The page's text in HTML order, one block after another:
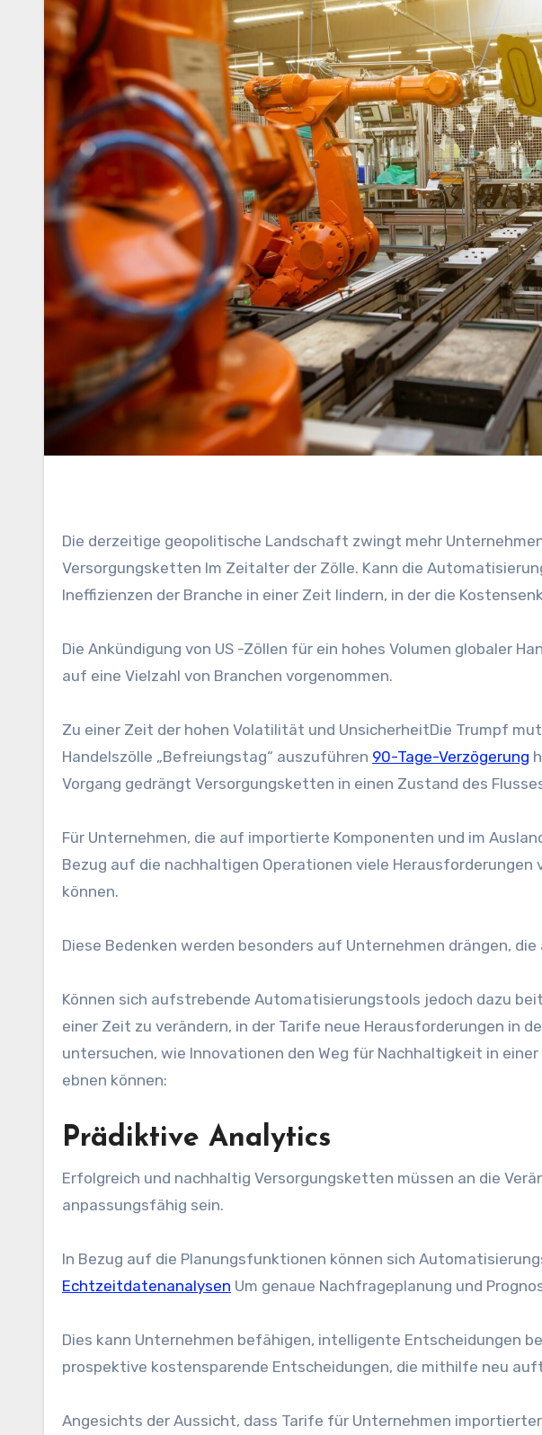
Die derzeitige geopolitische Landschaft zwingt mehr
Versorgungsketten Im Zeitalter der Zölle. Kann die
Ineffizienzen der Branche in einer Zeit lindern, in der die
Die Ankündigung von US -Zöllen für ein hohes Volumen globaler
auf eine Vielzahl von Branchen vorgenommen.
Zu einer Zeit der hohen Volatilität und UnsicherheitDie Trumpf
Handelszölle „Befreiungstag“ auszuführen 90-Tage-Verzögerung
Vorgang gedrängt Versorgungsketten in einen Zustand des
Für Unternehmen, die auf importierte Komponenten und im
Bezug auf die nachhaltigen Operationen viele Herausforderungen
können.
Diese Bedenken werden besonders auf Unternehmen drängen, die
Können sich aufstrebende Automatisierungstools jedoch dazu
einer Zeit zu verändern, in der Tarife neue Herausforderungen in
untersuchen, wie Innovationen den Weg für Nachhaltigkeit in
ebnen können:
Prädiktive Analytics
Erfolgreich und nachhaltig Versorgungsketten müssen an die
anpassungsfähig sein.
In Bezug auf die Planungsfunktionen können sich
Echtzeitdatenanalysen Um genaue Nachfrageplanung und
Dies kann Unternehmen befähigen, intelligente Entscheidungen
prospektive kostensparende Entscheidungen, die mithilfe neu
Angesichts der Aussicht, dass Tarife für Unternehmen